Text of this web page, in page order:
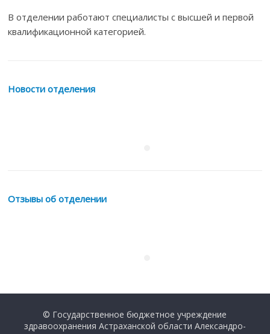
В отделении работают специалисты с высшей и первой
квалификационной категорией.
Новости отделения
Отзывы об отделении
© Государственное бюджетное учреждение
здравоохранения Астраханской области Александро-